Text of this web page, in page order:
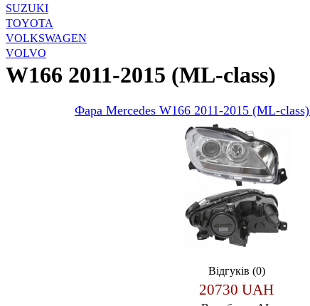
SUZUKI
TOYOTA
VOLKSWAGEN
VOLVO
W166 2011-2015 (ML-class)
Фара Merсedes W166 2011-2015 (ML-class)
Відгуків (0)
20730 UAH